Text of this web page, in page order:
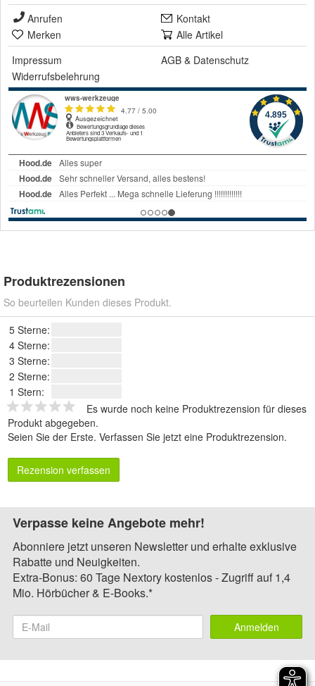
Anrufen
Kontakt
Merken
Alle Artikel
Impressum
AGB & Datenschutz
Widerrufsbelehrung
Produktrezensionen
So beurteilen Kunden dieses Produkt.
5 Sterne:
4 Sterne:
3 Sterne:
2 Sterne:
1 Stern:
Es wurde noch keine Produktrezension für dieses
Produkt abgegeben.
Seien Sie der Erste. Verfassen Sie jetzt eine Produktrezension.
Rezension verfassen
Verpasse keine Angebote mehr!
Abonniere jetzt unseren Newsletter und erhalte exklusive
Rabatte und Neuigkeiten.
Extra-Bonus: 60 Tage Nextory kostenlos - Zugriff auf 1,4
Mio. Hörbücher & E-Books.*
Anmelden